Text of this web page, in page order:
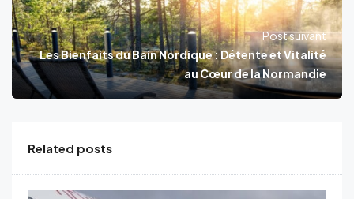
Post suivant
Les Bienfaits du Bain Nordique : Détente et Vitalité
au Cœur de la Normandie
Related posts